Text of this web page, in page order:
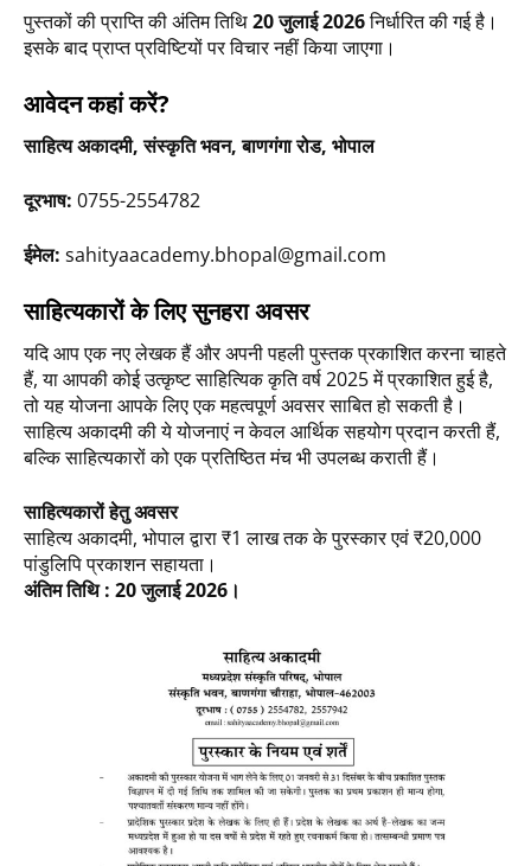
पुस्तकों की प्राप्ति की अंतिम तिथि20 जुलाई 2026निर्धारित की गई है।
इसके बाद प्राप्त प्रविष्टियों पर विचार नहीं किया जाएगा।
आवेदन कहां करें?
साहित्य अकादमी, संस्कृति भवन, बाणगंगा रोड, भोपाल
दूरभाष: 0755-2554782
ईमेल: sahityaacademy.bhopal@gmail.com
साहित्यकारों के लिए सुनहरा अवसर
यदि आप एक नए लेखक हैं और अपनी पहली पुस्तक प्रकाशित करना चाहते
हैं, या आपकी कोई उत्कृष्ट साहित्यिक कृति वर्ष 2025 में प्रकाशित हुई है,
तो यह योजना आपके लिए एक महत्वपूर्ण अवसर साबित हो सकती है।
साहित्य अकादमी की ये योजनाएं न केवल आर्थिक सहयोग प्रदान करती हैं,
बल्कि साहित्यकारों को एक प्रतिष्ठित मंच भी उपलब्ध कराती हैं।
साहित्यकारों हेतु अवसर
साहित्य अकादमी, भोपाल द्वारा ₹1 लाख तक के पुरस्कार एवं ₹20,000
पांडुलिपि प्रकाशन सहायता।
अंतिम तिथि : 20 जुलाई 2026।